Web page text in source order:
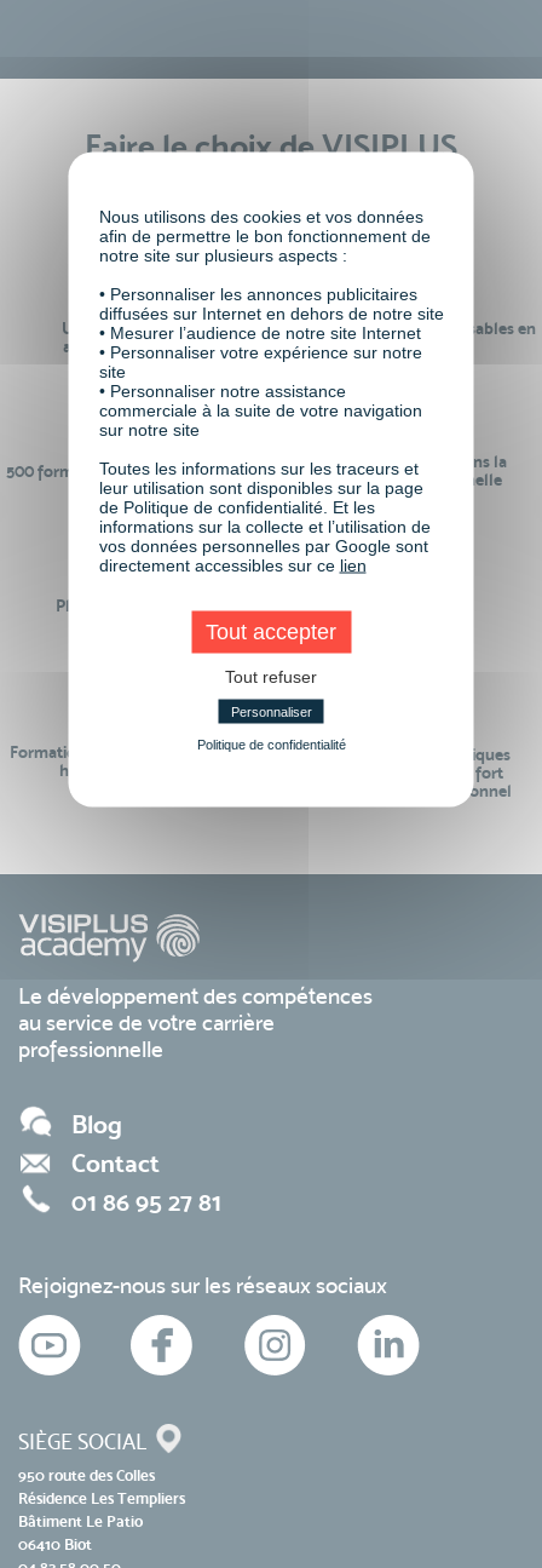
Faire le choix de VISIPLUS
Un réseau de 22 000
anciens participants
100% des formations réalisables en
digital learning
500 formations pour se préparer au
monde de demain
24 ans d'expérience dans la
formation professionnelle
Plus de 50 formations
Des intervenants
Formations réalisables pendant ou
hors temps de travail
Des contenus pédagogiques
« de pointe » et en lien fort
avec le monde professionnel
Le développement des compétences
au service de votre carrière
professionnelle
Blog
Contact
01 86 95 27 81
Rejoignez-nous sur les réseaux sociaux
SIÈGE SOCIAL
950 route des Colles
Résidence Les Templiers
Bâtiment Le Patio
06410 Biot
Nous utilisons des cookies et vos données
afin de permettre le bon fonctionnement de
notre site sur plusieurs aspects :
• Personnaliser les annonces publicitaires
diffusées sur Internet en dehors de notre site
• Mesurer l’audience de notre site Internet
• Personnaliser votre expérience sur notre
site
• Personnaliser notre assistance
commerciale à la suite de votre navigation
sur notre site
Toutes les informations sur les traceurs et
leur utilisation sont disponibles sur la page
de Politique de confidentialité. Et les
informations sur la collecte et l’utilisation de
vos données personnelles par Google sont
directement accessibles sur ce lien
Tout accepter
Tout refuser
Personnaliser
Politique de confidentialité